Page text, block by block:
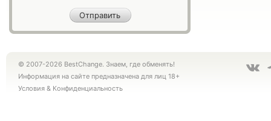
© 2007-2026 BestChange. Знаем, где обменять!
Информация на сайте предназначена для лиц 18+
Условия & Конфиденциальность